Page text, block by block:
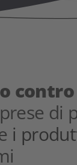
di
i